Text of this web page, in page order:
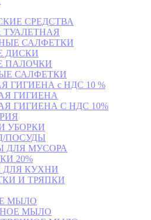
СРЕДСТВА
ТУАЛЕТНАЯ
САЛФЕТКИ
ДИСКИ
ПАЛОЧКИ
САЛФЕТКИ
ГИГИЕНА с НДС 10 %
ГИГИЕНА
ГИГИЕНА С НДС 10%
УБОРКИ
ПОСУДЫ
ДЛЯ МУСОРА
20%
ДЛЯ КУХНИ
И ТРЯПКИ
МЫЛО
МЫЛО